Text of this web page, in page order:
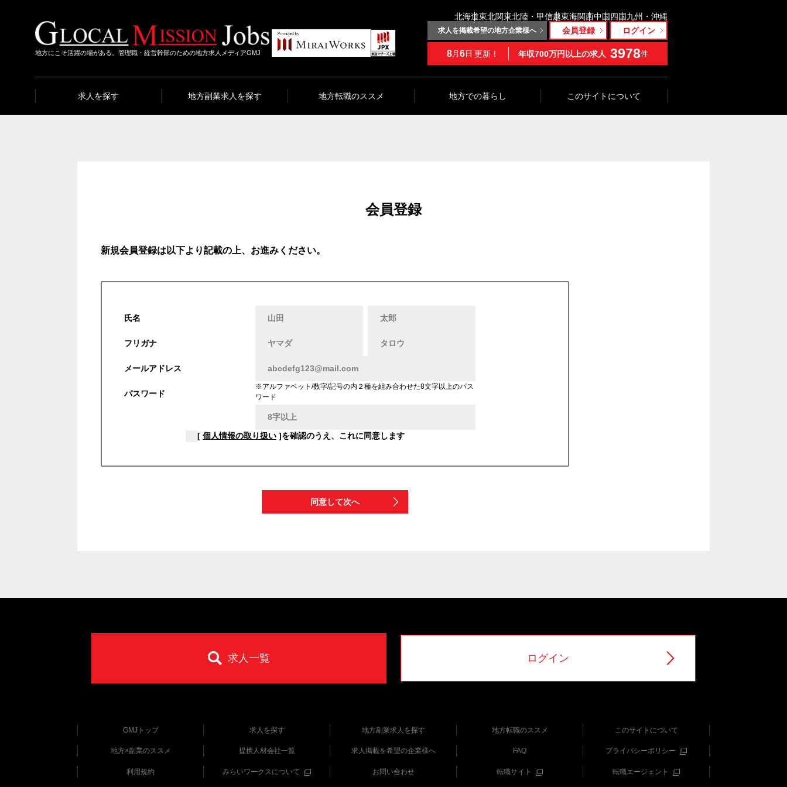
地方にこそ活躍の場がある。管理職・経営幹部のための地方求人メディアGMJ
北海道東北関東北陸・甲信越東海関西中国四国九州・沖縄
求人を掲載希望の地方企業様へ 会員登録 ログイン
8月 6日 更新！ 年収700万円以上の求人 3978件
求人を探す 地方副業求人を探す 地方転職のススメ 地方での暮らし このサイトについて
会員登録
新規会員登録は以下より記載の上、お進みください。
氏名
フリガナ
メールアドレス
パスワード
※アルファベット/数字/記号の内２種を組み合わせた8文字以上のパス
ワード
[ 個人情報の取り扱い ]を確認のうえ、これに同意します
同意して次へ
求人一覧 ログイン
GMJトップ 求人を探す 地方副業求人を探す 地方転職のススメ このサイトについて
地方×副業のススメ 提携人材会社一覧 求人掲載を希望の企業様へ FAQ プライバシーポリシー
利用規約 みらいワークスについて お問い合わせ 転職サイト 転職エージェント